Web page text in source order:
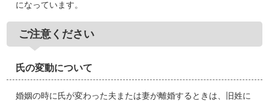
になっています。
ご注意ください
氏の変動について
婚姻の時に氏が変わった夫または妻が離婚するときは、旧姓に